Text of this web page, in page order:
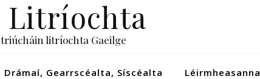
litríochta Gaeilge
Drámaí, Gearrscéalta, Síscéalta Léirmheasanna